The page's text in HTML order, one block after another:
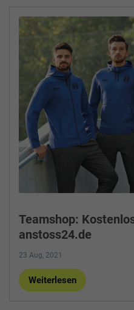
Teamshop:
anstoss24.de
23 Aug, 2021
Weiterlesen